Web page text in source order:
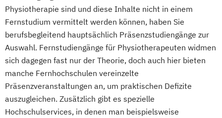
Physiotherapie sind und diese Inhalte nicht in einem
Fernstudium vermittelt werden können, haben Sie
berufsbegleitend hauptsächlich Präsenzstudiengänge zur
Auswahl. Fernstudiengänge für Physiotherapeuten widmen
sich dagegen fast nur der Theorie, doch auch hier bieten
manche Fernhochschulen vereinzelte
Präsenzveranstaltungen an, um praktischen Defizite
auszugleichen. Zusätzlich gibt es spezielle
Hochschulservices, in denen man beispielsweise